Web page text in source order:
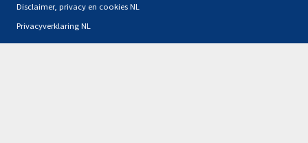
Disclaimer, privacy en cookies NL
Privacyverklaring NL